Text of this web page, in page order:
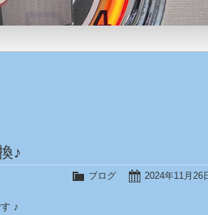
♪
2024年11月26
ブログ
♪